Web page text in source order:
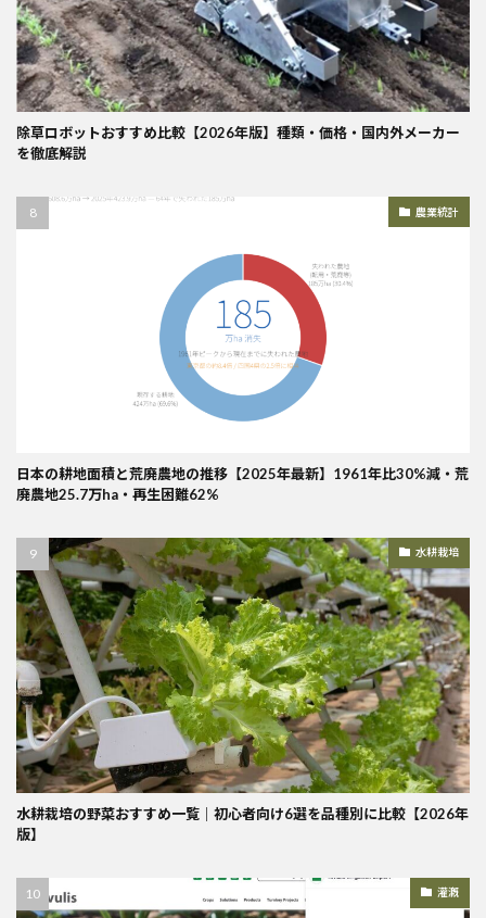
除草ロボットおすすめ比較【2026年版】種類・価格・国内外メーカー
を徹底解説
農業統計
日本の耕地面積と荒廃農地の推移【2025年最新】1961年比30%減・荒
廃農地25.7万ha・再生困難62%
水耕栽培
水耕栽培の野菜おすすめ一覧｜初心者向け6選を品種別に比較【2026年
版】
灌漑